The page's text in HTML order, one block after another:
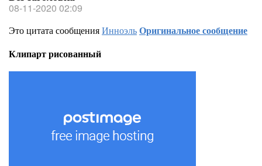
08-11-2020 02:09
Это цитата сообщенияИнноэльОригинальное сообщение
Клипарт рисованный